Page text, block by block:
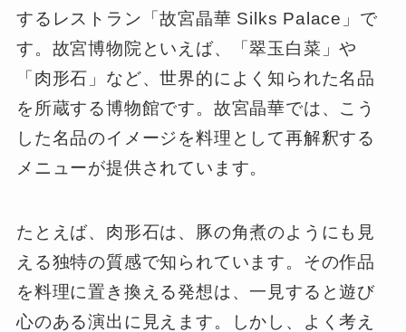
するレストラン「故宮晶華 Silks Palace」で
す。故宮博物院といえば、「翠玉白菜」や
「肉形石」など、世界的によく知られた名品
を所蔵する博物館です。故宮晶華では、こう
した名品のイメージを料理として再解釈する
メニューが提供されています。
たとえば、肉形石は、豚の角煮のようにも見
える独特の質感で知られています。その作品
を料理に置き換える発想は、一見すると遊び
心のある演出に見えます。しかし、よく考え